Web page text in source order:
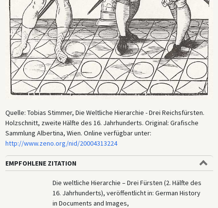
Quelle: Tobias Stimmer, Die Weltliche Hierarchie - Drei Reichsfürsten.
Holzschnitt, zweite Hälfte des 16. Jahrhunderts. Original: Grafische
Sammlung Albertina, Wien. Online verfügbar unter:
http://www.zeno.org/nid/20004313224
EMPFOHLENE ZITATION
Die weltliche Hierarchie – Drei Fürsten (2. Hälfte des
16. Jahrhunderts), veröffentlicht in: German History
in Documents and Images,